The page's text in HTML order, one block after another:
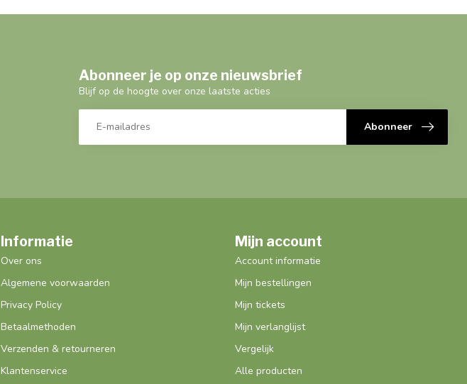
Abonneer je op onze nieuwsbrief
Blijf op de hoogte over onze laatste acties
Abonneer
Informatie
Over ons
Algemene voorwaarden
Privacy Policy
Betaalmethoden
Verzenden & retourneren
Klantenservice
Mijn account
Account informatie
Mijn bestellingen
Mijn tickets
Mijn verlanglijst
Vergelijk
Alle producten